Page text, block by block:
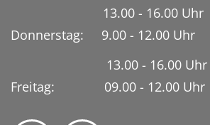
13.00 - 16.00 Uhr
Donnerstag: 9.00 - 12.00 Uhr
13.00 - 16.00 Uhr
Freitag: 09.00 - 12.00 Uhr